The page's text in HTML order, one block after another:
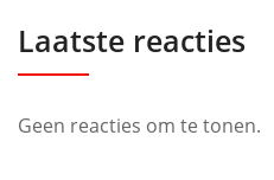
Laatste reacties
Geen reacties om te tonen.